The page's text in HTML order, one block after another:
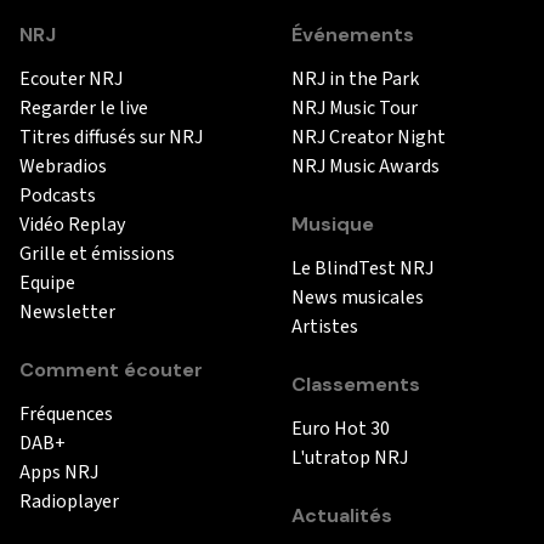
NRJ
Ecouter NRJ
Regarder le live
Titres diffusés sur NRJ
Webradios
Podcasts
Vidéo Replay
Grille et émissions
Equipe
Newsletter
Comment écouter
Fréquences
DAB+
Apps NRJ
Radioplayer
Événements
NRJ in the Park
NRJ Music Tour
NRJ Creator Night
NRJ Music Awards
Musique
Le BlindTest NRJ
News musicales
Artistes
Classements
Euro Hot 30
L'utratop NRJ
Actualités